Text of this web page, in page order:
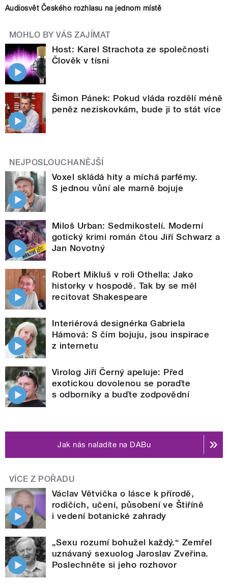
Audiosvět Českého rozhlasu na jednom místě
MOHLO BY VÁS ZAJÍMAT
Host: Karel Strachota ze společnosti
Člověk v tísni
Šimon Pánek: Pokud vláda rozdělí méně
peněz neziskovkám, bude ji to stát více
NEJPOSLOUCHANĚJŠÍ
Voxel skládá hity a míchá parfémy.
S jednou vůní ale marně bojuje
Miloš Urban: Sedmikostelí. Moderní
gotický krimi román čtou Jiří Schwarz a
Jan Novotný
Robert Mikluš v roli Othella: Jako
historky v hospodě. Tak by se měl
recitovat Shakespeare
Interiérová designérka Gabriela
Hámová: S čím bojuju, jsou inspirace
z internetu
Virolog Jiří Černý apeluje: Před
exotickou dovolenou se poraďte
s odborníky a buďte zodpovědní
Jak nás naladíte na DABu
VÍCE Z POŘADU
Václav Větvička o lásce k přírodě,
rodičích, učení, působení ve Štiříně
i vedení botanické zahrady
„Sexu rozumí bohužel každý.“ Zemřel
uznávaný sexuolog Jaroslav Zveřina.
Poslechněte si jeho rozhovor